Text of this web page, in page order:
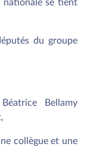
nationale se tient
du groupe
Bellamy
collègue et une